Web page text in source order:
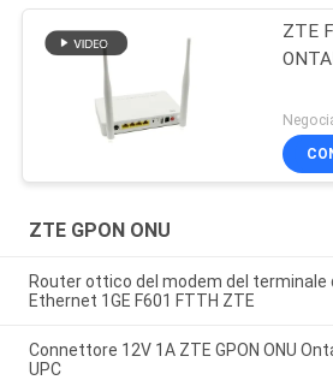
ZTE
ZTE GPON ONU
Router ottico del modem del terminale
Ethernet 1GE F601 FTTH ZTE
Connettore 12V 1A ZTE GPON ONU
UPC